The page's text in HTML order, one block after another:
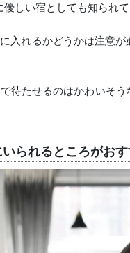
しい宿としても知られて
入れるかどうかは注意が
待たせるのはかわいそ
られるところがお